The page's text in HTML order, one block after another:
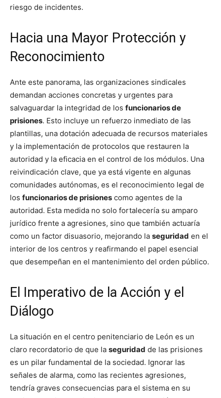
riesgo de incidentes.
Hacia una Mayor Protección y
Reconocimiento
Ante este panorama, las organizaciones sindicales
demandan acciones concretas y urgentes para
salvaguardar la integridad de los funcionarios de
prisiones. Esto incluye un refuerzo inmediato de las
plantillas, una dotación adecuada de recursos materiales
y la implementación de protocolos que restauren la
autoridad y la eficacia en el control de los módulos. Una
reivindicación clave, que ya está vigente en algunas
comunidades autónomas, es el reconocimiento legal de
los funcionarios de prisiones como agentes de la
autoridad. Esta medida no solo fortalecería su amparo
jurídico frente a agresiones, sino que también actuaría
como un factor disuasorio, mejorando la seguridad en el
interior de los centros y reafirmando el papel esencial
que desempeñan en el mantenimiento del orden público.
El Imperativo de la Acción y el
Diálogo
La situación en el centro penitenciario de León es un
claro recordatorio de que la seguridad de las prisiones
es un pilar fundamental de la sociedad. Ignorar las
señales de alarma, como las recientes agresiones,
tendría graves consecuencias para el sistema en su